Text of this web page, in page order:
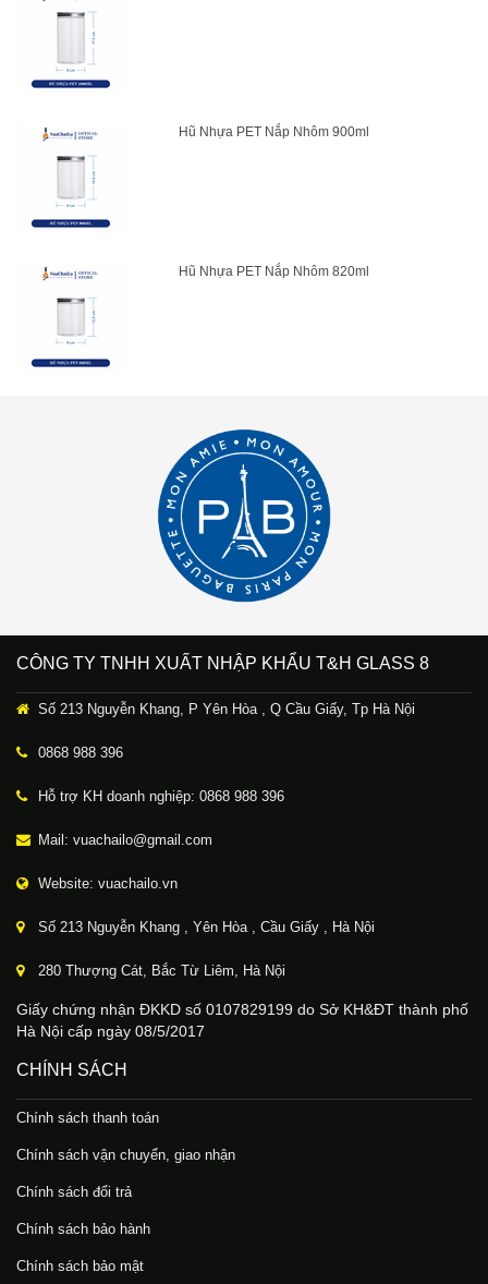
Hũ Nhựa PET Nắp Nhôm 900ml
Hũ Nhựa PET Nắp Nhôm 820ml
CÔNG TY TNHH XUẤT NHẬP KHẨU T&H GLASS 8
Số 213 Nguyễn Khang, P Yên Hòa , Q Cầu Giấy, Tp Hà Nội
0868 988 396
Hỗ trợ KH doanh nghiệp: 0868 988 396
Mail: vuachailo@gmail.com
Website: vuachailo.vn
Số 213 Nguyễn Khang , Yên Hòa , Cầu Giấy , Hà Nội
280 Thượng Cát, Bắc Từ Liêm, Hà Nội
Giấy chứng nhận ĐKKD số 0107829199 do Sở KH&ĐT thành phố
Hà Nội cấp ngày 08/5/2017
CHÍNH SÁCH
Chính sách thanh toán
Chính sách vận chuyển, giao nhận
Chính sách đổi trả
Chính sách bảo hành
Chính sách bảo mật